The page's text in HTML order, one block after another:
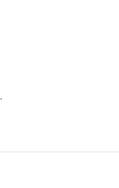
.